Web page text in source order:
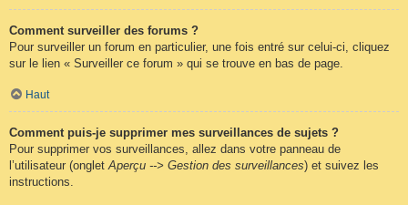
Comment surveiller des forums ?
Pour surveiller un forum en particulier, une fois entré sur celui-ci, cliquez
sur le lien « Surveiller ce forum » qui se trouve en bas de page.
Haut
Comment puis-je supprimer mes surveillances de sujets ?
Pour supprimer vos surveillances, allez dans votre panneau de
l’utilisateur (onglet Aperçu --> Gestion des surveillances) et suivez les
instructions.